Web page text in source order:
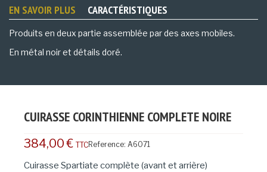
EN SAVOIR PLUS CARACTÉRISTIQUES
Produits en deux partie assemblée par des axes mobiles.
En métal noir et détails doré.
CUIRASSE CORINTHIENNE COMPLETE NOIRE
384,00 € TTCReference: A6071
Cuirasse Spartiate complète (avant et arrière)